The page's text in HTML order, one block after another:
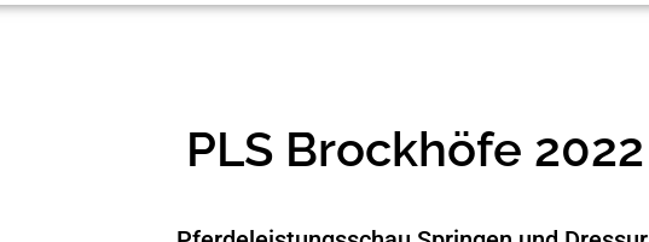
PLS Brockhöfe 2022